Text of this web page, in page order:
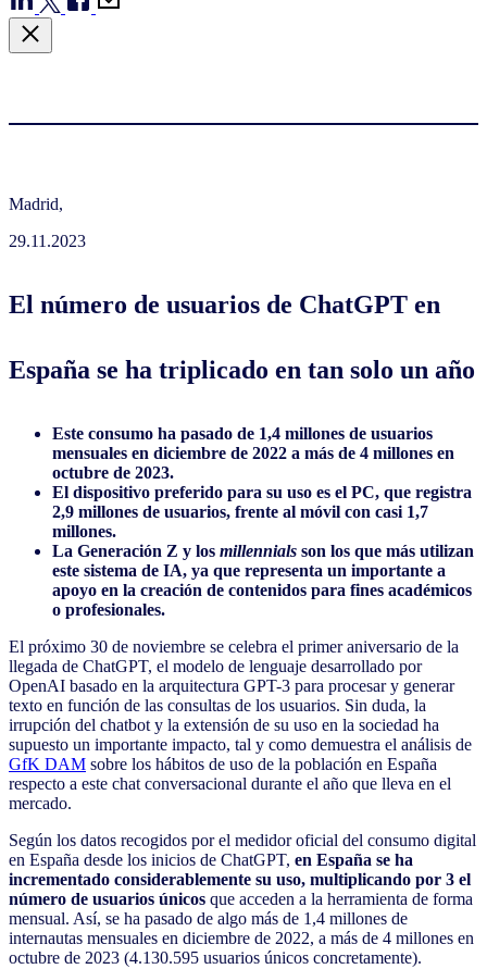
Madrid,
29.11.2023
El número de usuarios de ChatGPT en
España se ha triplicado en tan solo un año
Este consumo ha pasado de 1,4 millones de usuarios
mensuales en diciembre de 2022 a más de 4 millones en
octubre de 2023.
El dispositivo preferido para su uso es el PC, que registra
2,9 millones de usuarios, frente al móvil con casi 1,7
millones.
La Generación Z y los millennials son los que más utilizan
este sistema de IA, ya que representa un importante a
apoyo en la creación de contenidos para fines académicos
o profesionales.
El próximo 30 de noviembre se celebra el primer aniversario de la
llegada de ChatGPT, el modelo de lenguaje desarrollado por
OpenAI basado en la arquitectura GPT-3 para procesar y generar
texto en función de las consultas de los usuarios. Sin duda, la
irrupción del chatbot y la extensión de su uso en la sociedad ha
supuesto un importante impacto, tal y como demuestra el análisis de
GfK DAM sobre los hábitos de uso de la población en España
respecto a este chat conversacional durante el año que lleva en el
mercado.
Según los datos recogidos por el medidor oficial del consumo digital
en España desde los inicios de ChatGPT, en España se ha
incrementado considerablemente su uso, multiplicando por 3 el
número de usuarios únicos que acceden a la herramienta de forma
mensual. Así, se ha pasado de algo más de 1,4 millones de
internautas mensuales en diciembre de 2022, a más de 4 millones en
octubre de 2023 (4.130.595 usuarios únicos concretamente).